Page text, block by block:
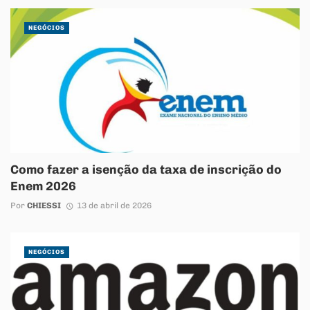
Como fazer a isenção da taxa de inscrição do
Enem 2026
Por CHIESSI 13 de abril de 2026
NEGÓCIOS
NEGÓCIOS